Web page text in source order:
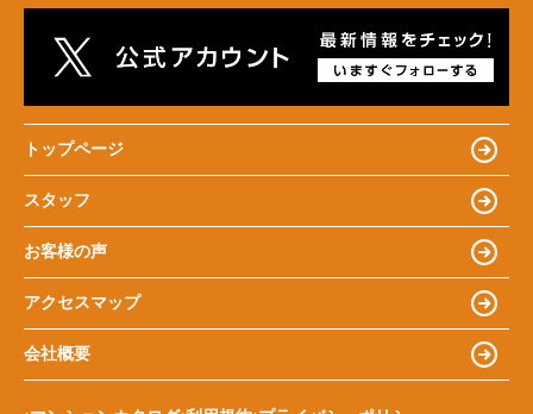
トップページ
スタッフ
お客様の声
アクセスマップ
会社概要